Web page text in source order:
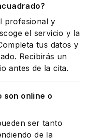
profesional y
el servicio y la
tus datos y
Recibirás un
antes de la cita.
son online o
ser tanto
de la